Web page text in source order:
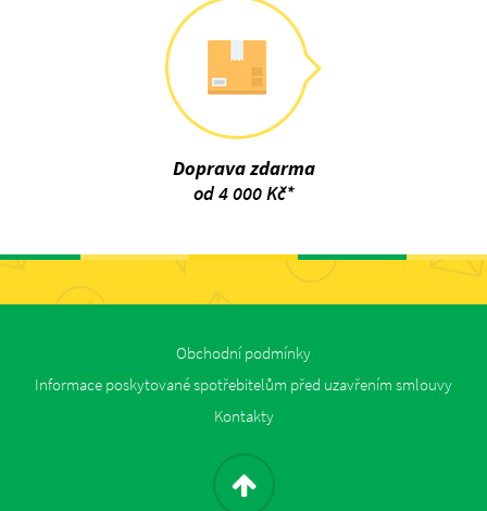
Doprava zdarma
od 4 000 Kč*
Obchodní podmínky
Informace poskytované spotřebitelům před uzavřením smlouvy
Kontakty